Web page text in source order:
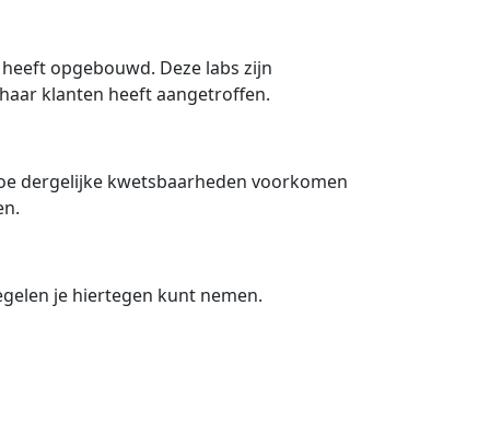
opgebouwd. Deze labs zijn
klanten heeft aangetroffen.
dergelijke kwetsbaarheden voorkomen
je hiertegen kunt nemen.